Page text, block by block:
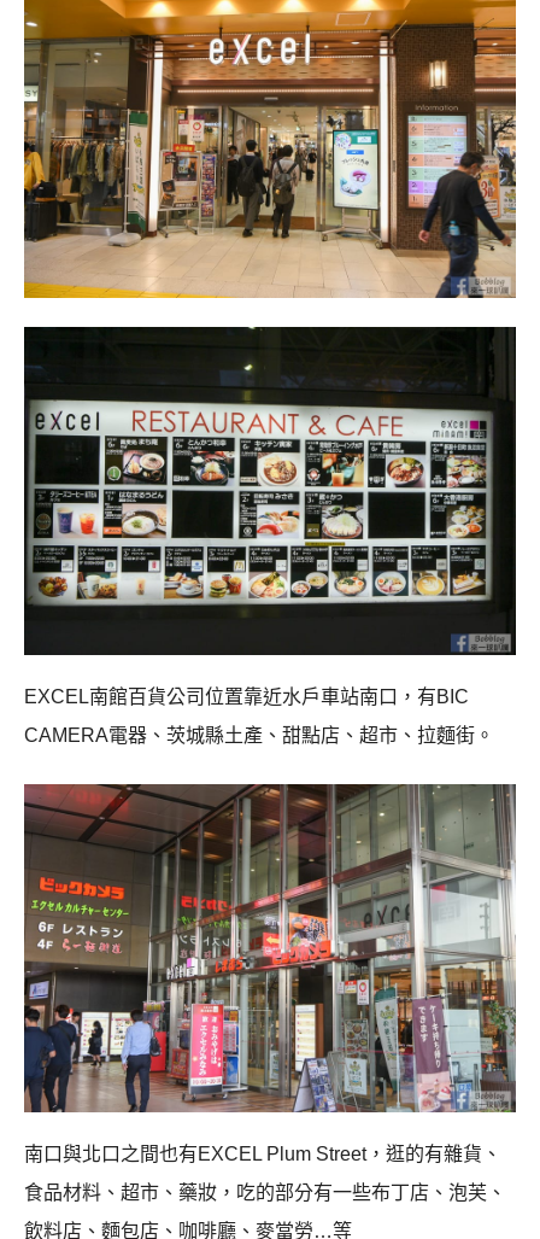
EXCEL南館百貨公司位置靠近水戶車站南口，有BIC
CAMERA電器、茨城縣土產、甜點店、超市、拉麵街。
南口與北口之間也有EXCEL Plum Street，逛的有雜貨、
食品材料、超市、藥妝，吃的部分有一些布丁店、泡芙、
飲料店、麵包店、咖啡廳、麥當勞…等